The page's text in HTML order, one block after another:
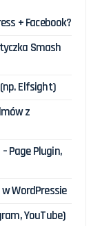
+ Facebook?
Smash
Elfsight)
z
Page Plugin,
WordPressie
YouTube)